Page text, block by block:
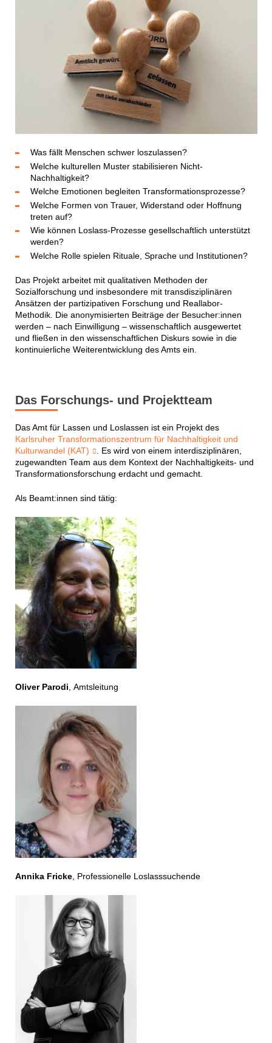
Was fällt Menschen schwer loszulassen?
Welche kulturellen Muster stabilisieren Nicht-
Nachhaltigkeit?
Welche Emotionen begleiten Transformationsprozesse?
Welche Formen von Trauer, Widerstand oder Hoffnung
treten auf?
Wie können Loslass-Prozesse gesellschaftlich unterstützt
werden?
Welche Rolle spielen Rituale, Sprache und Institutionen?
Das Projekt arbeitet mit qualitativen Methoden der
Sozialforschung und insbesondere mit transdisziplinären
Ansätzen der partizipativen Forschung und Reallabor-
Methodik. Die anonymisierten Beiträge der Besucher:innen
werden – nach Einwilligung – wissenschaftlich ausgewertet
und fließen in den wissenschaftlichen Diskurs sowie in die
kontinuierliche Weiterentwicklung des Amts ein.
Das Forschungs- und Projektteam
Das Amt für Lassen und Loslassen ist ein Projekt des
Karlsruher Transformationszentrum für Nachhaltigkeit und
Kulturwandel (KAT)
. Es wird von einem interdisziplinären,
zugewandten Team aus dem Kontext der Nachhaltigkeits- und
Transformationsforschung erdacht und gemacht.
Als Beamt:innen sind tätig:
Oliver Parodi, Amtsleitung
Annika Fricke, Professionelle Loslasssuchende